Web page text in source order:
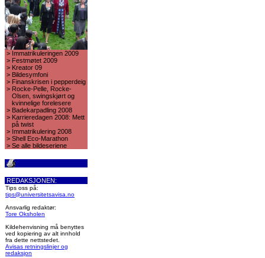
> Immatrikuleringen 2009
> Festmøtet 2009
> Kreator 09
> Bildesymfoni
> Finanskrisen i pepperdeig
> Rocke-Pelle, Rocke-
Olsen, swingskjørt og
kvinnelige forelesere
> Badekarpadling 2008
> Karrieredagen 2008: Mett
på twist
> Immatrikulering 2008
> Shell Eco-Marathon
> Se alle bildeseriene
REDAKSJONEN:
Tips oss på:
tips@universitetsavisa.no
Ansvarlig redaktør:
Tore Oksholen
Kildehenvisning må benyttes
ved kopiering av alt innhold
fra dette nettstedet.
Avisas retningslinjer og
redaksjon